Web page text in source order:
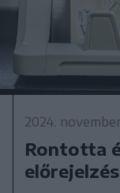
2024.
Rontotta